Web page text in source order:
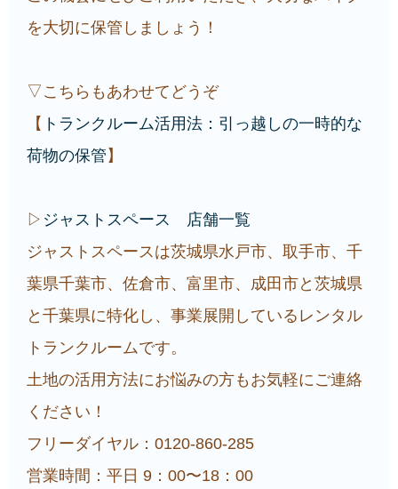
を大切に保管しましょう！
▽こちらもあわせてどうぞ
【 トランクルーム活用法：引っ越しの一時的な
荷物の保管 】
▷ ジャストスペース 店舗一覧
ジャストスペースは茨城県水戸市、取手市、千
葉県千葉市、佐倉市、富里市、成田市と茨城県
と千葉県に特化し、事業展開しているレンタル
トランクルームです。
土地の活用方法にお悩みの方もお気軽にご連絡
ください！
フリーダイヤル：0120-860-285
営業時間：平日 9：00〜18：00